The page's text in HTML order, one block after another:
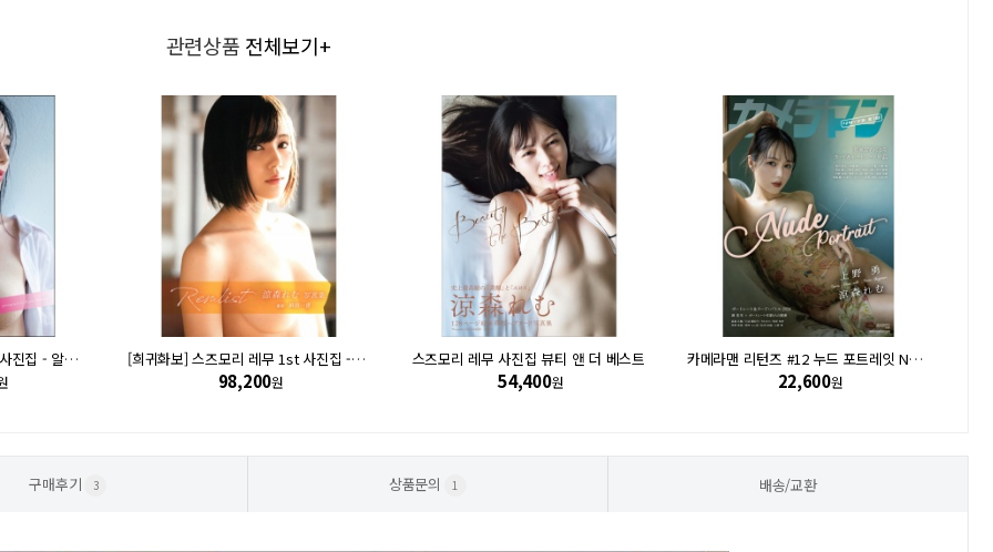
관련상품 전체보기+
[희귀화보] 스즈모리 레무 사진집 - 알대시 R' [희귀화보] 스즈모리 레무 1st 사진집 - 레무리스트 Remlist
98,200원
스즈모리 레무 사진집 뷰티 앤 더 베스트
54,400원
카메라맨 리턴즈 #12 누드 포트레잇 NUDE x PORTRAIT (표지 모델: 스즈모리 레무)
22,600원
구매후기 3 상품문의 1 배송/교환